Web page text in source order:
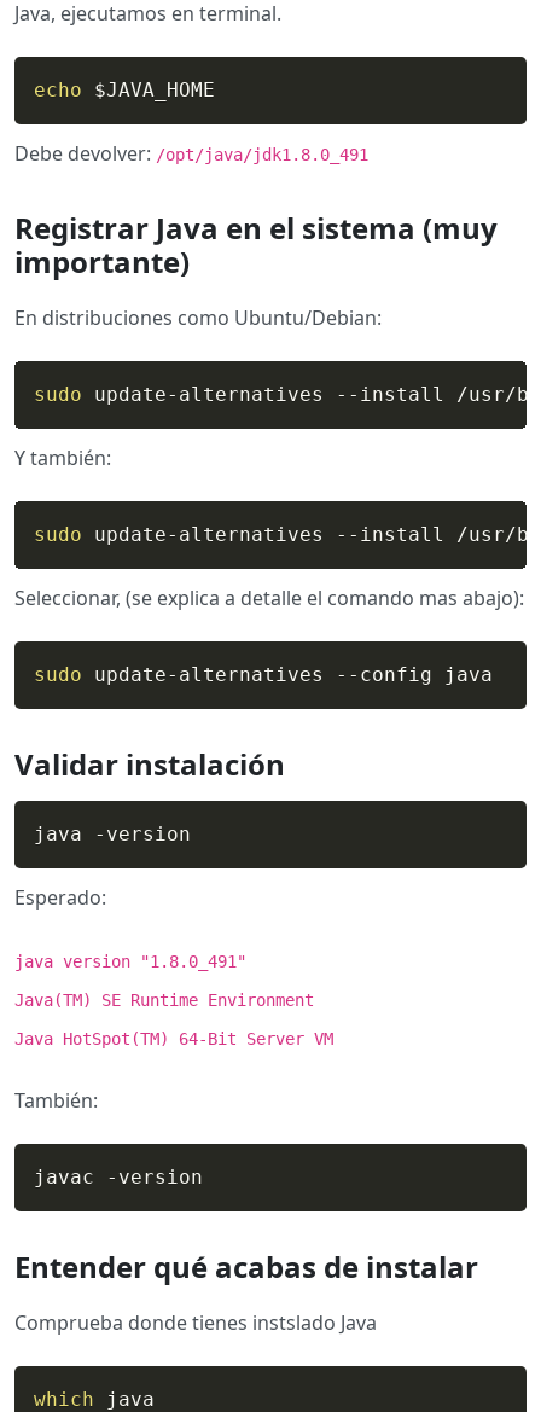
Java, ejecutamos en terminal.
echo $JAVA_HOME
Debe devolver: /opt/java/jdk1.8.0_491
Registrar Java en el sistema (muy
importante)
En distribuciones como Ubuntu/Debian:
sudo update-alternatives --install /usr/
Y también:
sudo update-alternatives --install /usr/
Seleccionar, (se explica a detalle el comando mas abajo):
sudo update-alternatives --config java
Validar instalación
java -version
Esperado:
java version "1.8.0_491"
Java(TM) SE Runtime Environment
Java HotSpot(TM) 64-Bit Server VM
También:
javac -version
Entender qué acabas de instalar
Comprueba donde tienes instslado Java
which java